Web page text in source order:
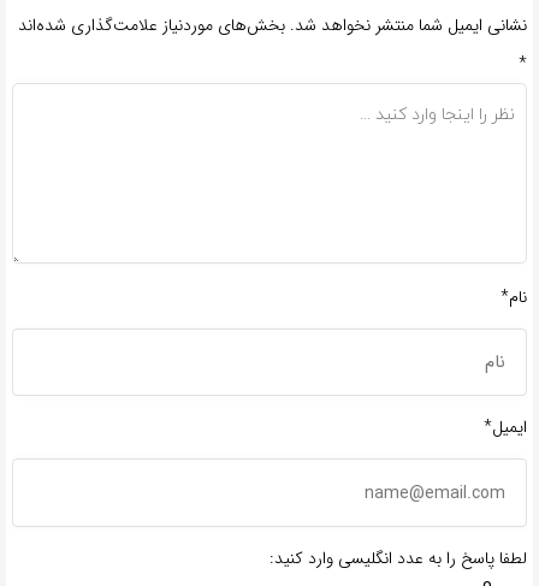
نشانی ایمیل شما منتشر نخواهد شد. بخش‌های موردنیاز علامت‌گذاری شده‌اند
*
نام*
ایمیل*
لطفا پاسخ را به عدد انگلیسی وارد کنید: